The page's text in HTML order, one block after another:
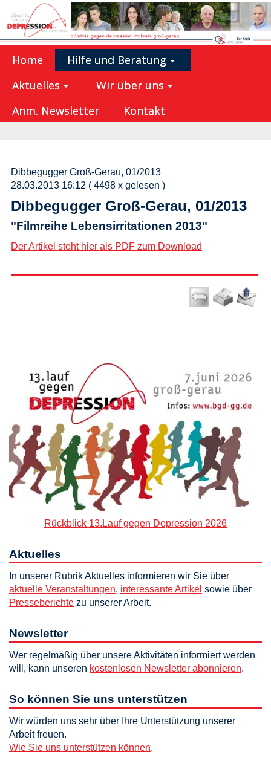
Home
Hilfe und Beratung
Aktuelles
Wir über uns
Anm. Newsletter
Kontakt
Dibbegugger Groß-Gerau, 01/2013
28.03.2013 16:12 ( 4498 x gelesen )
Dibbegugger Groß-Gerau, 01/2013
"Filmreihe Lebensirritationen 2013"
Der Artikel steht hier als PDF zum Download
Rückblick 13.Lauf gegen Depression 2026
Aktuelles
In unserer Rubrik Aktuelles informieren wir Sie über
aktuelle Veranstaltungen, interessante Artikel sowie über
Presseberichte zu unserer Arbeit.
Newsletter
Wer regelmäßig über unsere Aktivitäten informiert werden
will, kann unseren kostenlosen Newsletter abonnieren.
So können Sie uns unterstützen
Wir würden uns sehr über Ihre Unterstützung unserer
Arbeit freuen.
Wie Sie uns unterstützen können.